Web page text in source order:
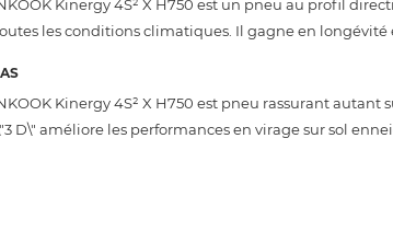
Kinergy 4S² X H750 est un pneu au profil
les conditions climatiques. Il gagne en
Kinergy 4S² X H750 est pneu rassurant
D\" améliore les performances en virage sur sol